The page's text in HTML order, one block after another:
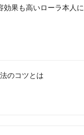
効果も高いローラ本人に
のコツとは